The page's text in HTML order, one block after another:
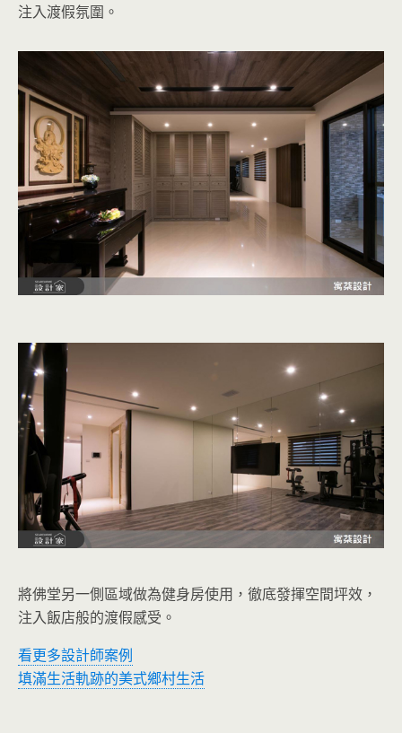
注入渡假氛圍。
將佛堂另一側區域做為健身房使用，徹底發揮空間坪效，
注入飯店般的渡假感受。
看更多設計師案例
填滿生活軌跡的美式鄉村生活